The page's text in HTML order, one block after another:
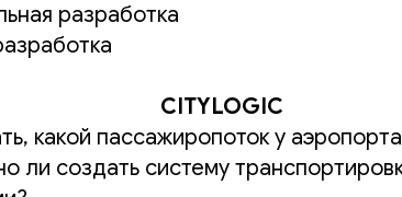
разработка
CITYLOGIC
какой пассажиропоток у
ли создать систему